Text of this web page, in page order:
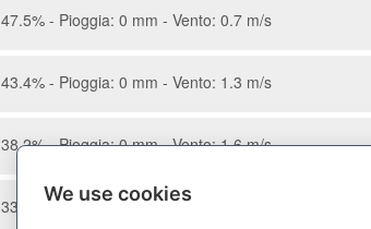
- Pioggia: 0 mm - Vento: 0.7 m/s
- Pioggia: 0 mm - Vento: 1.3 m/s
- Pioggia: 0 mm - Vento: 1.6 m/s
- Pioggia: 0 mm - Vento: 1.6 m/s
We use cookies